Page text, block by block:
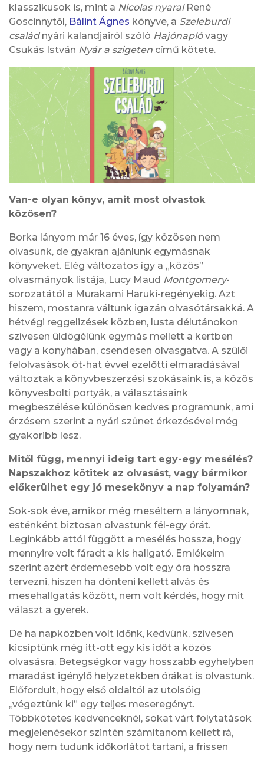
klasszikusok is, mint a Nicolas nyaralRené
Goscinnytől, Bálint Ágnes könyve, a Szeleburdi
családnyári kalandjairól szóló Hajónaplóvagy
Csukás István Nyár a szigeten című kötete.
Van-e olyan könyv, amit most olvastok
közösen?
Borka lányom már 16 éves, így közösen nem
olvasunk, de gyakran ajánlunk egymásnak
könyveket. Elég változatos így a „közös”
olvasmányok listája, Lucy Maud Montgomery-
sorozatától a Murakami Haruki-regényekig. Azt
hiszem, mostanra váltunk igazán olvasótársakká. A
hétvégi reggelizések közben, lusta délutánokon
szívesen üldögélünk egymás mellett a kertben
vagy a konyhában, csendesen olvasgatva. A szülői
felolvasások öt-hat évvel ezelőtti elmaradásával
változtak a könyvbeszerzési szokásaink is, a közös
könyvesbolti portyák, a választásaink
megbeszélése különösen kedves programunk, ami
érzésem szerint a nyári szünet érkezésével még
gyakoribb lesz.
Mitől függ, mennyi ideig tart egy-egy mesélés?
Napszakhoz kötitek az olvasást, vagy bármikor
előkerülhet egy jó mesekönyv a nap folyamán?
Sok-sok éve, amikor még meséltem a lányomnak,
esténként biztosan olvastunk fél-egy órát.
Leginkább attól függött a mesélés hossza, hogy
mennyire volt fáradt a kis hallgató. Emlékeim
szerint azért érdemesebb volt egy óra hosszra
tervezni, hiszen ha dönteni kellett alvás és
mesehallgatás között, nem volt kérdés, hogy mit
választ a gyerek.
De ha napközben volt időnk, kedvünk, szívesen
kicsíptünk még itt-ott egy kis időt a közös
olvasásra. Betegségkor vagy hosszabb egyhelyben
maradást igénylő helyzetekben órákat is olvastunk.
Előfordult, hogy első oldaltól az utolsóig
„végeztünk ki” egy teljes meseregényt.
Többkötetes kedvenceknél, sokat várt folytatások
megjelenésekor szintén számítanom kellett rá,
hogy nem tudunk időkorlátot tartani, a frissen